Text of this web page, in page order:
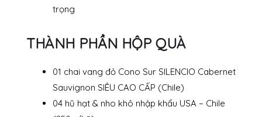
trọng
THÀNH PHẦN HỘP QUÀ
01 chai vang đỏ Cono Sur SILENCIO Cabernet
Sauvignon SIÊU CAO CẤP (Chile)
04 hũ hạt & nho khô nhập khẩu USA – Chile